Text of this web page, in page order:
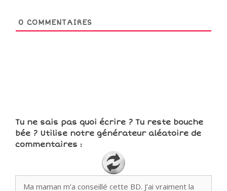
0 COMMENTAIRES
Tu ne sais pas quoi écrire ? Tu reste bouche
bée ? Utilise notre générateur aléatoire de
commentaires :